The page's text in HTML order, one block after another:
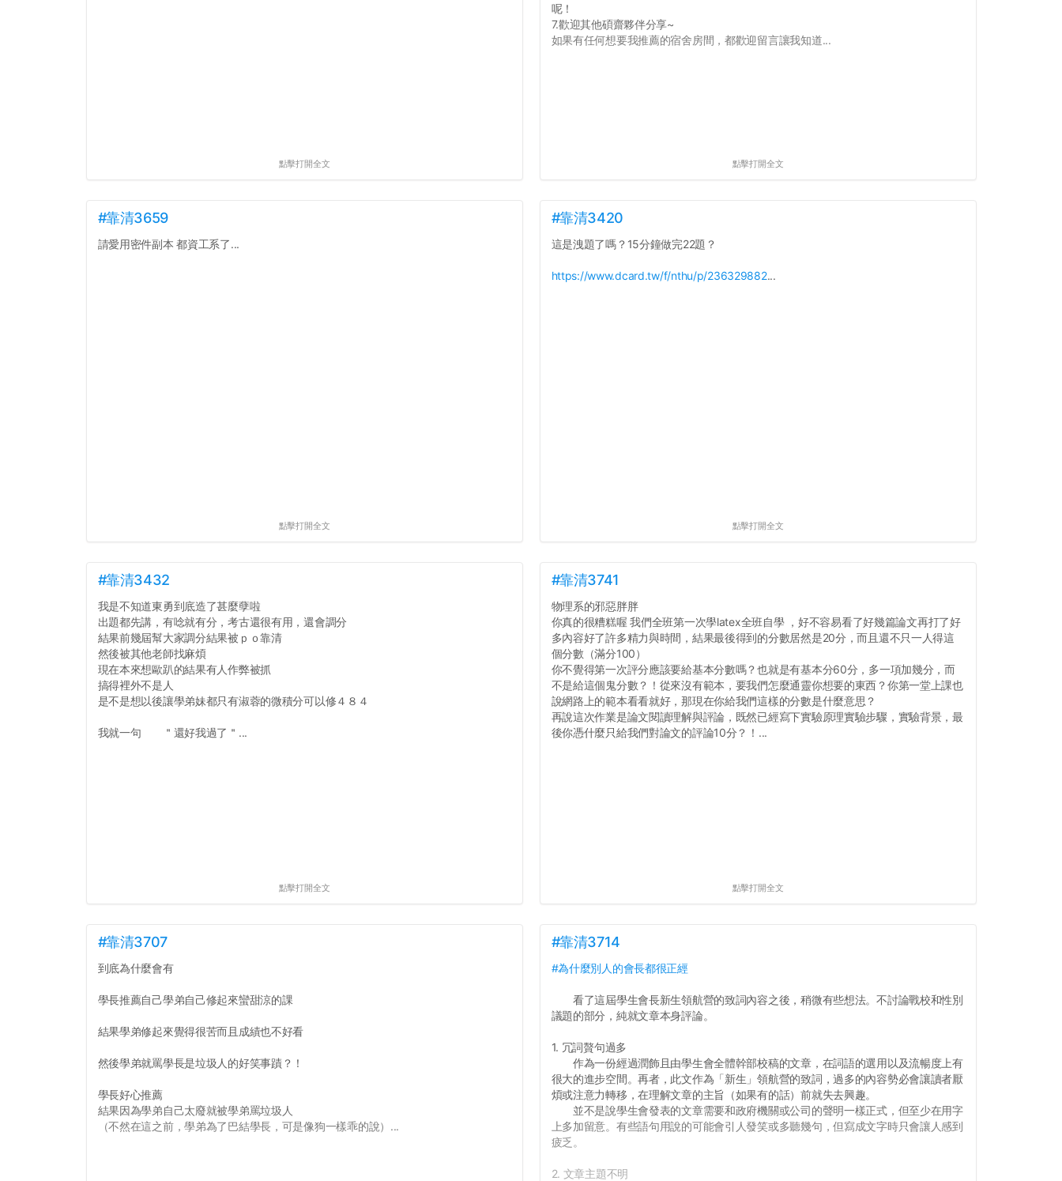
點擊打開全文
呢！
7.歡迎其他碩齋夥伴分享~
如果有任何想要我推薦的宿舍房間，都歡迎留言讓我知道...
點擊打開全文
#靠清3659
請愛用密件副本 都資工系了...
點擊打開全文
#靠清3420
這是洩題了嗎？15分鐘做完22題？
https://www.dcard.tw/f/nthu/p/236329882...
點擊打開全文
#靠清3432
我是不知道東勇到底造了甚麼孽啦
出題都先講，有唸就有分，考古還很有用，還會調分
結果前幾屆幫大家調分結果被ｐｏ靠清
然後被其他老師找麻煩
現在本來想歐趴的結果有人作弊被抓
搞得裡外不是人
是不是想以後讓學弟妹都只有淑蓉的微積分可以修４８４
我就一句 ＂還好我過了＂...
點擊打開全文
#靠清3741
物理系的邪惡胖胖
你真的很糟糕喔 我們全班第一次學latex全班自學 ，好不容易看了好幾篇論文再打了好
多內容好了許多精力與時間，結果最後得到的分數居然是20分，而且還不只一人得這
個分數（滿分100）
你不覺得第一次評分應該要給基本分數嗎？也就是有基本分60分，多一項加幾分，而
不是給這個鬼分數？！從來沒有範本，要我們怎麼通靈你想要的東西？你第一堂上課也
說網路上的範本看看就好，那現在你給我們這樣的分數是什麼意思？
再說這次作業是論文閱讀理解與評論，既然已經寫下實驗原理實驗步驟，實驗背景，最
後你憑什麼只給我們對論文的評論10分？！...
點擊打開全文
#靠清3707
到底為什麼會有
學長推薦自己學弟自己修起來蠻甜涼的課
結果學弟修起來覺得很苦而且成績也不好看
然後學弟就罵學長是垃圾人的好笑事蹟？！
學長好心推薦
結果因為學弟自己太廢就被學弟罵垃圾人
（不然在這之前，學弟為了巴結學長，可是像狗一樣乖的說）...
#靠清3714
#為什麼別人的會長都很正經
看了這屆學生會長新生領航營的致詞內容之後，稍微有些想法。不討論戰校和性別
議題的部分，純就文章本身評論。
1. 冗詞贅句過多
作為一份經過潤飾且由學生會全體幹部校稿的文章，在詞語的選用以及流暢度上有
很大的進步空間。再者，此文作為「新生」領航營的致詞，過多的內容勢必會讓讀者厭
煩或注意力轉移，在理解文章的主旨（如果有的話）前就失去興趣。
並不是說學生會發表的文章需要和政府機關或公司的聲明一樣正式，但至少在用字
上多加留意。有些語句用說的可能會引人發笑或多聽幾句，但寫成文字時只會讓人感到
疲乏。
2. 文章主題不明